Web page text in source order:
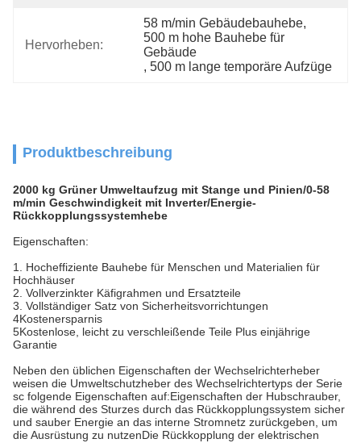
Hervorheben:
58 m/min Gebäudebauhebe,
500 m hohe Bauhebe für
Gebäude
, 500 m lange temporäre Aufzüge
Produktbeschreibung
2000 kg Grüner Umweltaufzug mit Stange und Pinien/0-58
m/min Geschwindigkeit mit Inverter/Energie-
Rückkopplungssystemhebe
Eigenschaften:
1. Hocheffiziente Bauhebe für Menschen und Materialien für
Hochhäuser
2. Vollverzinkter Käfigrahmen und Ersatzteile
3. Vollständiger Satz von Sicherheitsvorrichtungen
4Kostenersparnis
5Kostenlose, leicht zu verschleißende Teile Plus einjährige
Garantie
Neben den üblichen Eigenschaften der Wechselrichterheber
weisen die Umweltschutzheber des Wechselrichtertyps der Serie
sc folgende Eigenschaften auf:Eigenschaften der Hubschrauber,
die während des Sturzes durch das Rückkopplungssystem sicher
und sauber Energie an das interne Stromnetz zurückgeben, um
die Ausrüstung zu nutzenDie Rückkopplung der elektrischen